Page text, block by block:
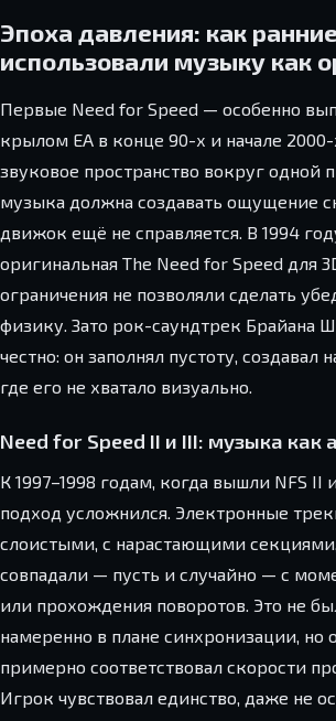
Эпоха давления: как
использовали музыку как
Первые Need for Speed — особенно
крылом EA в конце 90-х и начале
звуковое пространство вокруг одной
музыка должна создавать ощущение
движок ещё не справляется. В 1994
оригинальная The Need for Speed для
ограничения не позволяли сделать
физику. Зато рок-саундтрек Брайана
честно: он заполнял пустоту, создавал
где его не хватало визуально.
Need for Speed II и III: музыка как
К 1997–1998 годам, когда вышли NFS II
подход усложнился. Электронные
слоистыми, с нарастающими
совпадали — пусть и случайно — с
или прохождения поворотов. Это не
намеренно в плане синхронизации, но
примерно соответствовал скорости
Игрок чувствовал единство, даже не